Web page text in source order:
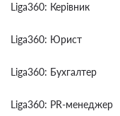
Liga360: Керівник
Liga360: Юрист
Liga360: Бухгалтер
Liga360: PR-менеджер